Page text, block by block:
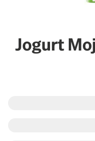
Jogurt